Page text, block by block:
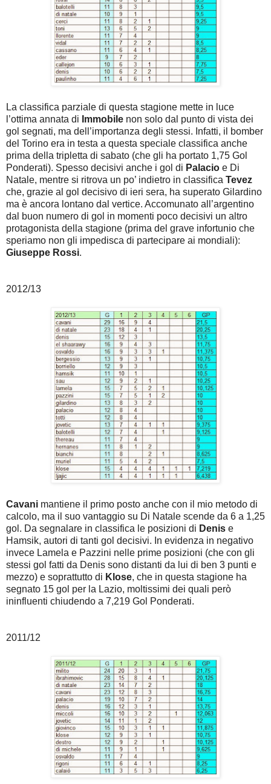
La classifica parziale di questa stagione mette in luce
l’ottima annata di Immobile non solo dal punto di vista dei
gol segnati, ma dell’importanza degli stessi. Infatti, il bomber
del Torino era in testa a questa speciale classifica anche
prima della tripletta di sabato (che gli ha portato 1,75 Gol
Ponderati). Spesso decisivi anche i gol di Palacio e Di
Natale, mentre si ritrova un po’ indietro in classifica Tevez
che, grazie al gol decisivo di ieri sera, ha superato Gilardino
ma è ancora lontano dal vertice. Accomunato all’argentino
dal buon numero di gol in momenti poco decisivi un altro
protagonista della stagione (prima del grave infortunio che
speriamo non gli impedisca di partecipare ai mondiali):
Giuseppe Rossi.
2012/13
Cavani mantiene il primo posto anche con il mio metodo di
calcolo, ma il suo vantaggio su Di Natale scende da 6 a 1,25
gol. Da segnalare in classifica le posizioni di Denis e
Hamsik, autori di tanti gol decisivi. In evidenza in negativo
invece Lamela e Pazzini nelle prime posizioni (che con gli
stessi gol fatti da Denis sono distanti da lui di ben 3 punti e
mezzo) e soprattutto di Klose, che in questa stagione ha
segnato 15 gol per la Lazio, moltissimi dei quali però
ininfluenti chiudendo a 7,219 Gol Ponderati.
2011/12